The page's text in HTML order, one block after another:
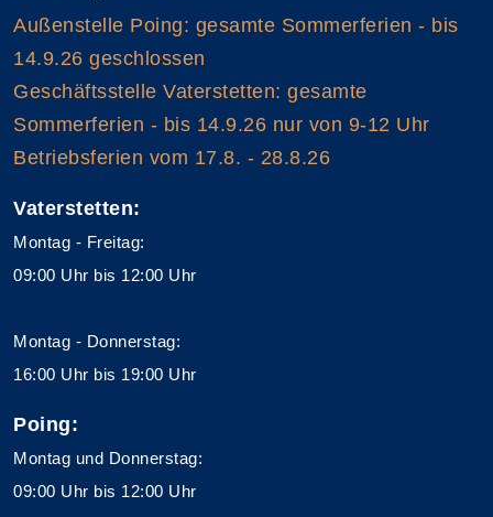
Außenstelle Poing: gesamte Sommerferien - bis
14.9.26 geschlossen
Geschäftsstelle Vaterstetten: gesamte
Sommerferien - bis 14.9.26 nur von 9-12 Uhr
Betriebsferien vom 17.8. - 28.8.26
Vaterstetten:
Montag - Freitag:
09:00 Uhr bis 12:00 Uhr
Montag - Donnerstag:
16:00 Uhr bis 19:00 Uhr
Poing:
Montag und Donnerstag:
09:00 Uhr bis 12:00 Uhr